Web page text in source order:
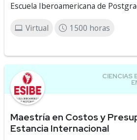
Escuela Iberoamericana de
Virtual 1500 horas
Maestría en Costos y
Estancia Internacional